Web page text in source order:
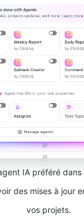
IA préféré
des mises à jour
vos projets.